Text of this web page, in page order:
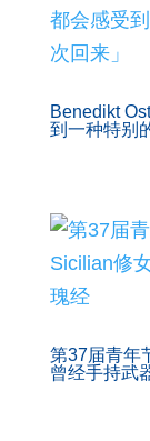
Benedikt
到一种特别
第37届青年
曾经手持武